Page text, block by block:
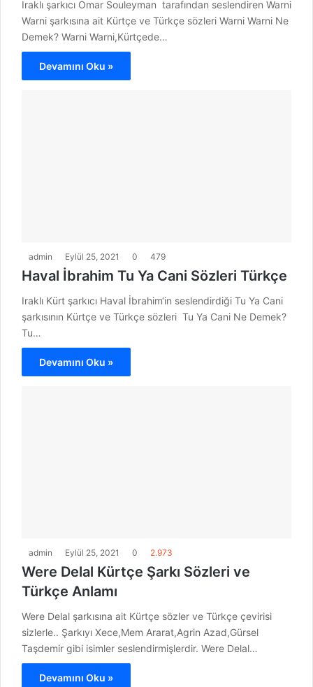
Iraklı şarkıcı Omar Souleyman tarafından seslendiren Warni
Warni şarkısına ait Kürtçe ve Türkçe sözleri Warni Warni Ne
Demek? Warni Warni,Kürtçede…
Devamını Oku »
admin Eylül 25, 2021 0 479
Haval İbrahim Tu Ya Cani Sözleri Türkçe
Iraklı Kürt şarkıcı Haval İbrahim‘in seslendirdiği Tu Ya Cani
şarkısının Kürtçe ve Türkçe sözleri Tu Ya Cani Ne Demek?
Tu…
Devamını Oku »
admin Eylül 25, 2021 0 2.973
Were Delal Kürtçe Şarkı Sözleri ve
Türkçe Anlamı
Were Delal şarkısına ait Kürtçe sözler ve Türkçe çevirisi
sizlerle.. Şarkıyı Xece,Mem Ararat,Agrin Azad,Gürsel
Taşdemir gibi isimler seslendirmişlerdir. Were Delal…
Devamını Oku »